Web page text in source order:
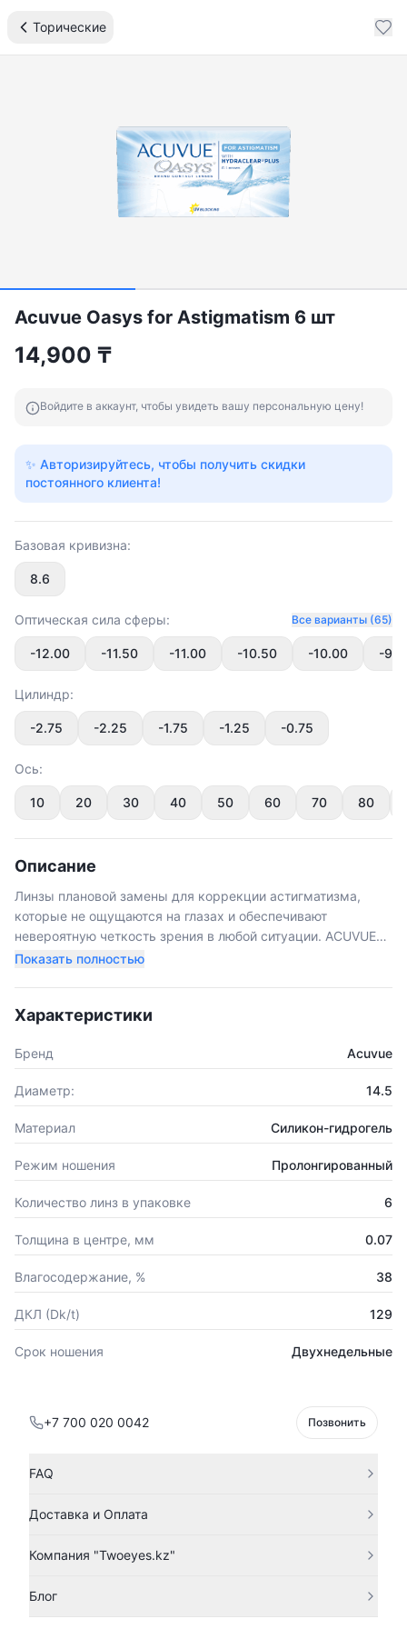
Торические
Acuvue Oasys for Astigmatism 6 шт
14,900 ₸
Войдите в аккаунт, чтобы увидеть вашу персональную цену!
✨ Авторизируйтесь, чтобы получить скидки
постоянного клиента!
Базовая кривизна:
8.6
Оптическая сила сферы: Все варианты (65)
-12.00 -11.50 -11.00 -10.50 -10.00 -
Цилиндр:
-2.75 -2.25 -1.75 -1.25 -0.75
Ось:
10 20 30 40 50 60 70 80
Описание
Линзы плановой замены для коррекции астигматизма,
которые не ощущаются на глазах и обеспечивают
невероятную четкость зрения в любой ситуации. ACUVUE
OASYS for ASTIGMATISM - продукт, объединяющий в себе
использованная в ACUVUE OASYS for ASTIGMATISM,
смещение линзы, что крайне важно при ношении
веками при моргании и постоянно удерживают линзу в
поворотов Вашей головы.
Показать полностью
Характеристики
Бренд Acuvue
Диаметр: 14.5
Материал Силикон-гидрогель
Режим ношения Пролонгированный
Количество линз в упаковке 6
Толщина в центре, мм 0.07
Влагосодержание, % 38
ДКЛ (Dk/t) 129
Срок ношения Двухнедельные
+7 700 020 0042 Позвонить
FAQ
Доставка и Оплата
Компания "Twoeyes.kz"
Блог